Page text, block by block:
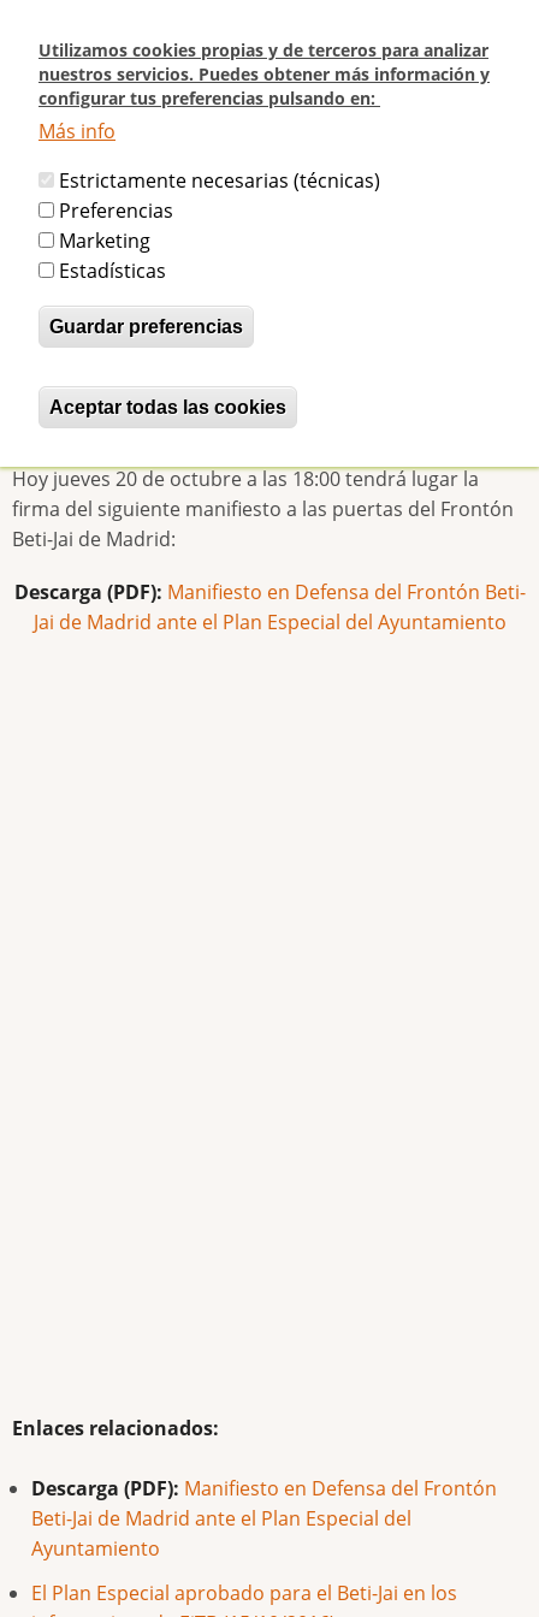
Utilizamos cookies propias y de terceros para analizar
nuestros servicios. Puedes obtener más información y
configurar tus preferencias pulsando en:
Más info
Estrictamente necesarias (técnicas)
Preferencias
Marketing
Estadísticas
Guardar preferencias
Aceptar todas las cookies
Revocar consentimiento
contenido
principal
Inicio
Especial del Ayuntamiento
Manifiesto en Defensa del Frontón
Beti-Jai de Madrid ante el Plan
Especial del Ayuntamiento
betijaimadrid
Jue, 20/10/2016 - 14:22
Hoy jueves 20 de octubre a las 18:00 tendrá lugar la
firma del siguiente manifiesto a las puertas del Frontón
Beti-Jai de Madrid:
Descarga (PDF): Manifiesto en Defensa del Frontón Beti-
Jai de Madrid ante el Plan Especial del Ayuntamiento
Enlaces relacionados:
Descarga (PDF): Manifiesto en Defensa del Frontón
Beti-Jai de Madrid ante el Plan Especial del
Ayuntamiento
El Plan Especial aprobado para el Beti-Jai en los